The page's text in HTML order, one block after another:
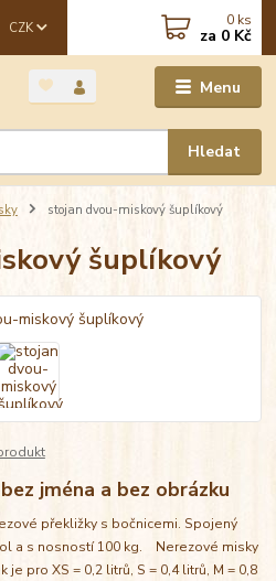
Menu
CZK
Hledat
0 ks
za 0 Kč
stojan dvou-miskový šuplíkový
šuplíkový
jména a bez obrázku
překližky s bočnicemi. Spojený
a s nosností 100 kg. Nerezové misky
pro XS = 0,2 litrů, S = 0,4 litrů, M = 0,8